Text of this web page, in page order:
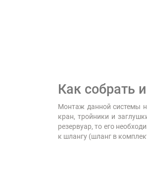
Как собрать
Монтаж данной системы
кран, тройники и
резервуар, то его
к шлангу (шланг в